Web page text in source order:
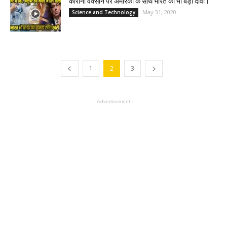
Science and Technology May 31, 2020
1 2 3
- Advertisement -